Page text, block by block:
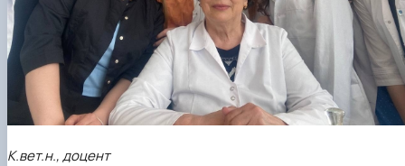
К.вет.н., доцент